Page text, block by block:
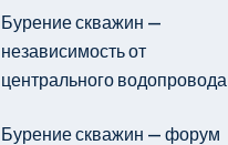
Бурение скважин —
независимость от
центрального водопровода
Бурение скважин — форум